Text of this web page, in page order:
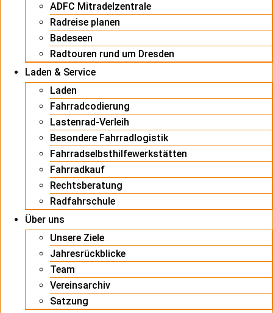
ADFC Mitradelzentrale
Radreise planen
Badeseen
Radtouren rund um Dresden
Laden & Service
Laden
Fahrradcodierung
Lastenrad-Verleih
Besondere Fahrradlogistik
Fahrradselbsthilfewerkstätten
Fahrradkauf
Rechtsberatung
Radfahrschule
Über uns
Unsere Ziele
Jahresrückblicke
Team
Vereinsarchiv
Satzung